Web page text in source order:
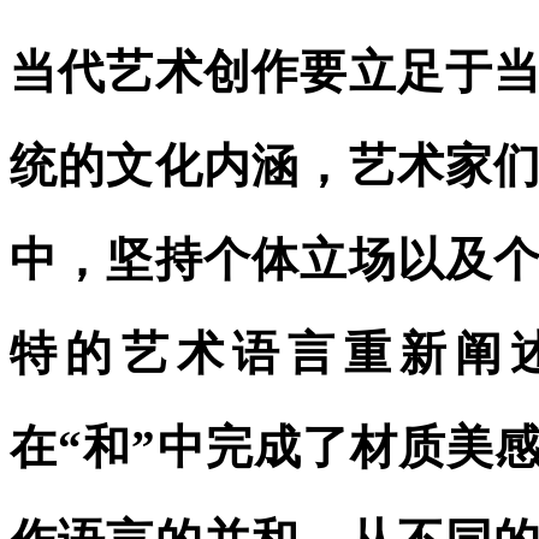
当代艺术创作要立足于
统的文化内涵，艺术家
中，坚持个体立场以及
特的艺术语言重新阐
在“和”中完成了材质美